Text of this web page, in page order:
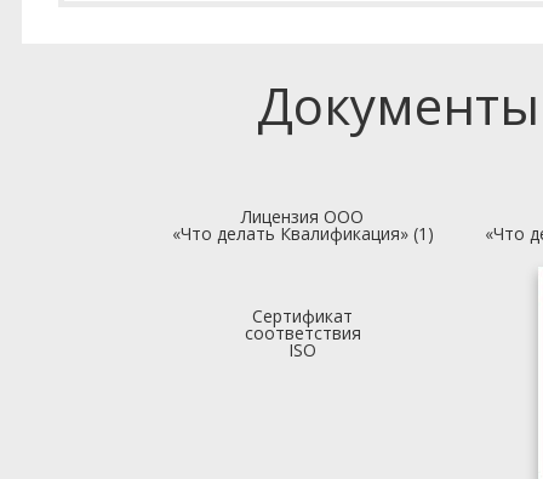
Лицензия ООО
«Что делать Квалификация» (1) «Что
Сертификат
соответствия
ISO